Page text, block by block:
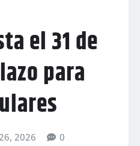
el 31 de
para
2026 0